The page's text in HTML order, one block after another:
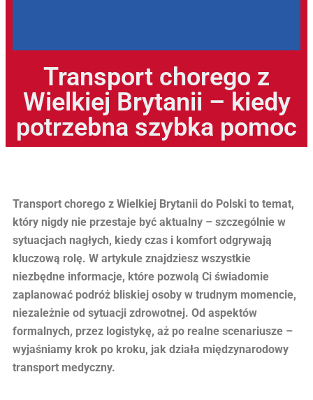
Transport chorego z
Wielkiej Brytanii – kiedy
potrzebna szybka pomoc
Transport chorego z Wielkiej Brytanii do Polski to temat,
który nigdy nie przestaje być aktualny – szczególnie w
sytuacjach nagłych, kiedy czas i komfort odgrywają
kluczową rolę. W artykule znajdziesz wszystkie
niezbędne informacje, które pozwolą Ci świadomie
zaplanować podróż bliskiej osoby w trudnym momencie,
niezależnie od sytuacji zdrowotnej. Od aspektów
formalnych, przez logistykę, aż po realne scenariusze –
wyjaśniamy krok po kroku, jak działa międzynarodowy
transport medyczny.